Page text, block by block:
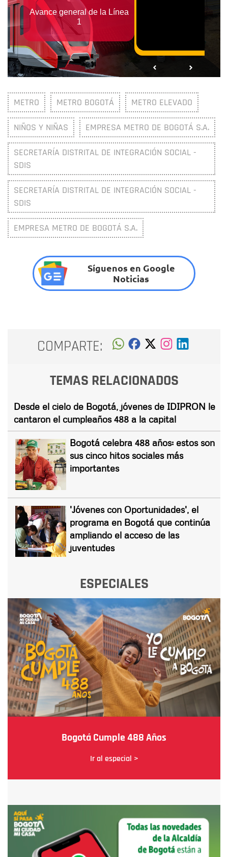
METRO METRO BOGOTÁ METRO ELEVADO
NIÑOS Y NIÑAS EMPRESA METRO DE BOGOTÁ S.A.
SECRETARÍA DISTRITAL DE INTEGRACIÓN SOCIAL -
SDIS
SECRETARÍA DISTRITAL DE INTEGRACIÓN SOCIAL -
SDIS
EMPRESA METRO DE BOGOTÁ S.A.
Síguenos en Google
Noticias
COMPARTE:
TEMAS RELACIONADOS
Desde el cielo de Bogotá, jóvenes de IDIPRON le
cantaron el cumpleaños 488 a la capital
Bogotá celebra 488 años: estos son
sus cinco hitos sociales más
importantes
'Jóvenes con Oportunidades', el
programa en Bogotá que continúa
ampliando el acceso de las
juventudes
ESPECIALES
Bogotá Cumple 488 Años
Ir al especial >